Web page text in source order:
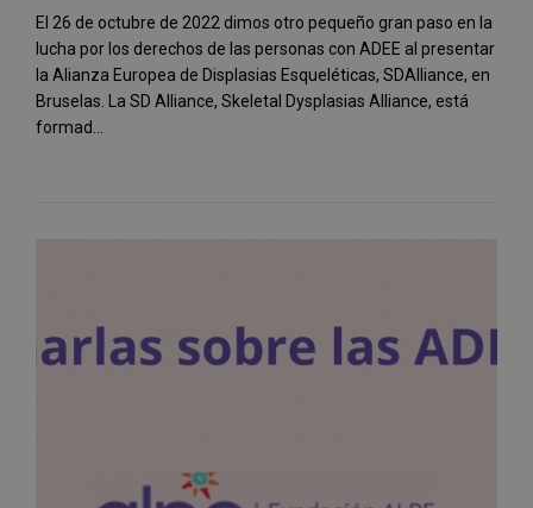
El 26 de octubre de 2022 dimos otro pequeño gran paso en la
lucha por los derechos de las personas con ADEE al presentar
la Alianza Europea de Displasias Esqueléticas, SDAlliance, en
Bruselas. La SD Alliance, Skeletal Dysplasias Alliance, está
formad...